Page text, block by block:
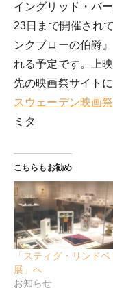
イングリッド・バ
23日まで開催され
ンクブローの伯爵
れる予定です。上
先の映画祭サイト
スウェーデン映画
ミタ
こちらもお勧め
「スティグ・リンドベ
展」へ
お知らせ